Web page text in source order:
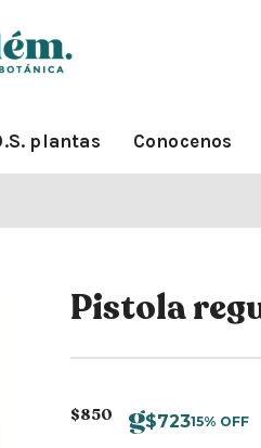
plantas Conocenos
Pistola
$850 $72315% OFF